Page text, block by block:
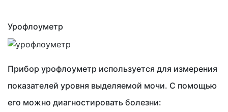
Урофлоуметр
Прибор урофлоуметр используется для измерения
показателей уровня выделяемой мочи. С помощью
его можно диагностировать болезни: